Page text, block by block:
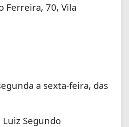
Ferreira, 70, Vila
a sexta-feira, das
Segundo